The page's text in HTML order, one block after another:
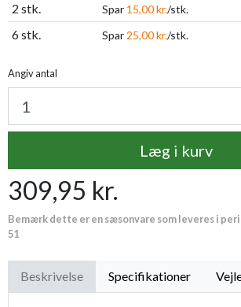
2 stk.
Spar 15,00 kr./stk.
6 stk.
Spar 25,00 kr./stk.
Angiv antal
Læg i kurv
309,95 kr.
Bemærk dette er en sæsonvare som leveres i
51
Beskrivelse Specifikationer